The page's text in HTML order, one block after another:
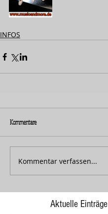
INFOS
Kommentare
Kommentar verfassen...
Aktuelle Einträge